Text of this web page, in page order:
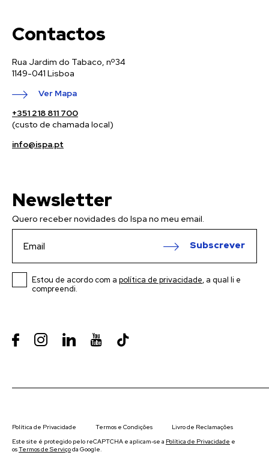
Contactos
Rua Jardim do Tabaco, nº34
1149-041 Lisboa
Ver Mapa
+351 218 811 700
(custo de chamada local)
info@ispa.pt
Newsletter
Quero receber novidades do Ispa no meu email.
Estou de acordo com a política de privacidade, a qual li e
compreendi.
Subscrever
Política de Privacidade Termos e Condições
Livro de Reclamações
Este site é protegido pelo reCAPTCHA e aplicam-se a Política de Privacidade e
osTermos de Serviçoda Google.